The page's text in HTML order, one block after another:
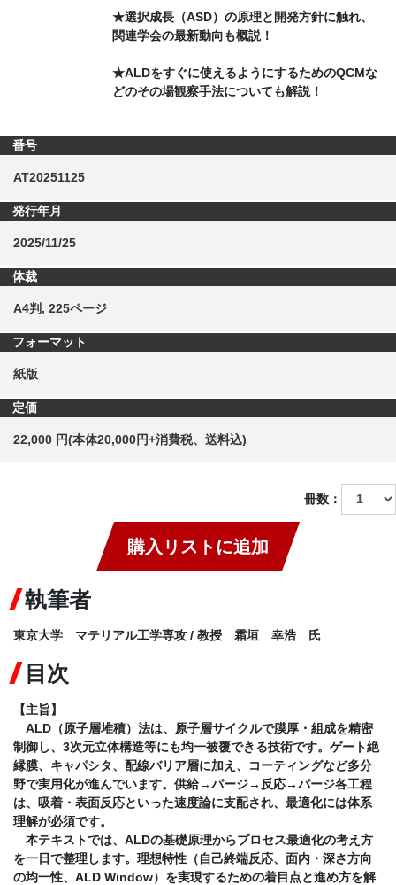
★選択成長（ASD）の原理と開発方針に触れ、
関連学会の最新動向も概説！
★ALDをすぐに使えるようにするためのQCMな
どのその場観察手法についても解説！
番号
AT20251125
発行年月
2025/11/25
体裁
A4判, 225ページ
フォーマット
紙版
定価
22,000 円(本体20,000円+消費税、送料込)
冊数：
購入リストに追加
執筆者
東京大学 マテリアル工学専攻 / 教授 霜垣 幸浩 氏
目次
【主旨】
ALD（原子層堆積）法は、原子層サイクルで膜厚・組成を精密
制御し、3次元立体構造等にも均一被覆できる技術です。ゲート絶
縁膜、キャパシタ、配線バリア層に加え、コーティングなど多分
野で実用化が進んでいます。供給→パージ→反応→パージ各工程
は、吸着・表面反応といった速度論に支配され、最適化には体系
理解が必須です。
本テキストでは、ALDの基礎原理からプロセス最適化の考え方
を一日で整理します。理想特性（自己終端反応、面内・深さ方向
の均一性、ALD Window）を実現するための着目点と進め方を解